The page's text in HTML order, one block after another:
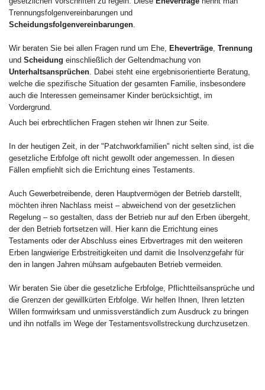
Trennungsfolgenvereinbarungen und
Scheidungsfolgenvereinbarungen
Wir beraten Sie bei allen Fragen rund um Ehe, Eheverträge Trennung
und Scheidung einschließlich der Geltendmachung von
Unterhaltsansprüchen . Dabei steht eine ergebnisorientierte Beratung,
welche die spezifische Situation der gesamten Familie, insbesondere
auch die Interessen gemeinsamer Kinder berücksichtigt, im
Vordergrund.
Auch bei erbrechtlichen Fragen stehen wir Ihnen zur Seite.
In der heutigen Zeit, in der "Patchworkfamilien" nicht selten sind, ist die
gesetzliche Erbfolge oft nicht gewollt oder angemessen. In diesen
Fällen empfiehlt sich die Errichtung eines Testaments.
Auch Gewerbetreibende, deren Hauptvermögen der Betrieb darstellt,
möchten ihren Nachlass meist – abweichend von der gesetzlichen
Regelung – so gestalten, dass der Betrieb nur auf den Erben übergeht,
der den Betrieb fortsetzen will. Hier kann die Errichtung eines
Testaments oder der Abschluss eines Erbvertrages mit den weiteren
Erben langwierige Erbstreitigkeiten und damit die Insolvenzgefahr für
den in langen Jahren mühsam aufgebauten Betrieb vermeiden.
Wir beraten Sie über die gesetzliche Erbfolge, Pflichtteilsansprüche und
die Grenzen der gewillkürten Erbfolge. Wir helfen Ihnen, Ihren letzten
Willen formwirksam und unmissverständlich zum Ausdruck zu bringen
und ihn notfalls im Wege der Testamentsvollstreckung durchzusetzen.